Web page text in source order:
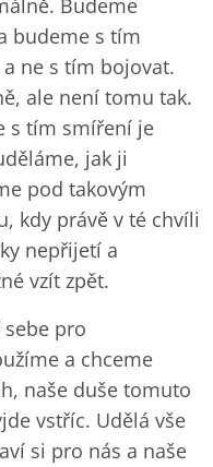
Budeme
budeme s tím
ne s tím bojovat.
ale není tomu tak.
s tím smíření je
jak ji
pod takovým
kdy právě v té chvíli
nepřijetí a
vzít zpět.
pro
a chceme
naše duše tomuto
vstříc. Udělá vše
si pro nás a naše